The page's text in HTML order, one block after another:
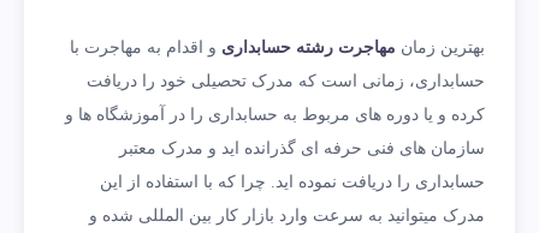
بهترین زمان مهاجرت رشته حسابداری و اقدام به مهاجرت با
حسابداری، زمانی است که مدرک تحصیلی خود را دریافت
کرده و یا دوره های مربوط به حسابداری را در آموزشگاه ها و
سازمان های فنی حرفه ای گذرانده اید و مدرک معتبر
حسابداری را دریافت نموده اید. چرا که با استفاده از این
مدرک میتوانید به سرعت وارد بازار کار بین المللی شده و